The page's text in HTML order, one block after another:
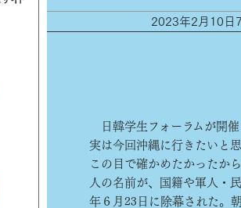
2023年2月10日
日韓学生フォーラムが開
実は今回沖縄に行きたいと
この目で確かめたかったか
人の名前が、国籍や軍人・
年６月23日に除幕された。